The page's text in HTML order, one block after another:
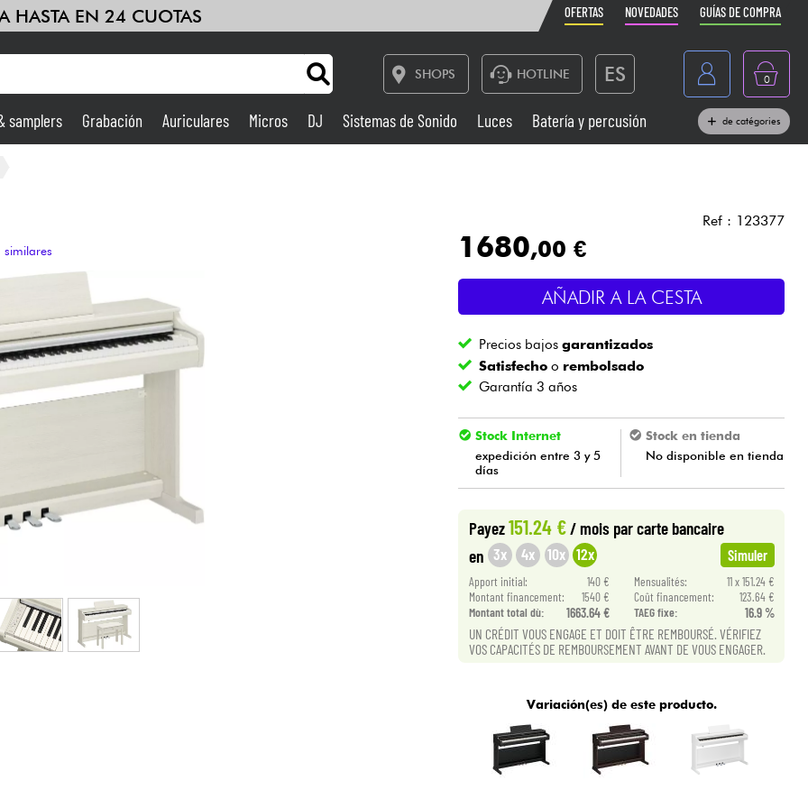
HASTA EN 24 CUOTAS OFERTAS NOVEDADES GUÍAS DE COMPRA
SHOPS HOTLINE ES
France
Belgique
Nederland
0
Sistemas de Sonido
Batería y percusión Vientos
Niños Cables & Acces.
samplers Grabación Auriculares Micros DJ Sistemas de Sonido Luces Batería y percusión de catégories
similares
Ref : 123377
1680,00 €
AÑADIR A LA CESTA
Precios bajosgarantizados
Satisfecho o rembolsado
Garantía 3 años
Stock Internet
expedición entre 3 y 5
días
Stock en tienda
No disponible en tienda
Payez151.24 €/ mois par carte bancaire
en 3x 4x 10x 12x Simuler
Apport initial: 140 € Mensualités:
11 x 151.24 €
Montant financement:
1540 € Coût financement:
123.64 €
Montant total dù:
1663.64 € TAEG fixe: 16.9 %
UN CRÉDIT VOUS ENGAGE ET DOIT ÊTRE REMBOURSÉ. VÉRIFIEZ
VOS CAPACITÉS DE REMBOURSEMENT AVANT DE VOUS ENGAGER.
Variación(es) de este producto.